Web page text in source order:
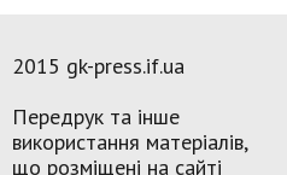
2015 gk-press.if.ua
Передрук та інше
використання матеріалів,
що розміщені на сайті